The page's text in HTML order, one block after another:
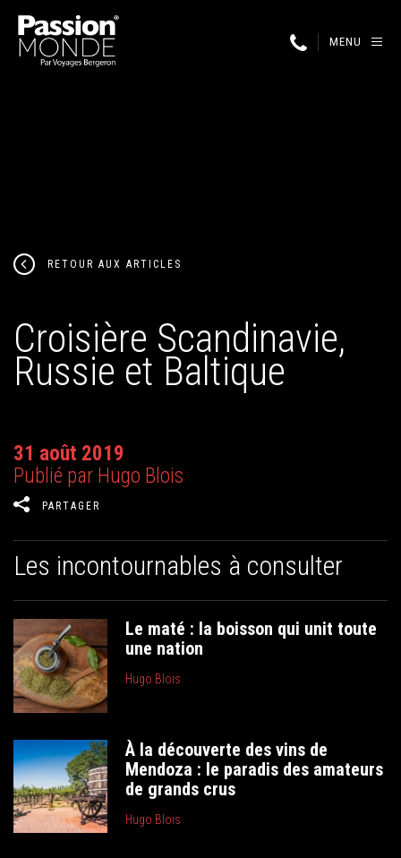
MENU
RETOUR AUX ARTICLES
Croisière Scandinavie,
Russie et Baltique
31 août 2019
Publié par Hugo Blois
PARTAGER
Les incontournables à consulter
Le maté : la boisson qui unit toute
une nation
Hugo Blois
À la découverte des vins de
Mendoza : le paradis des amateurs
de grands crus
Hugo Blois